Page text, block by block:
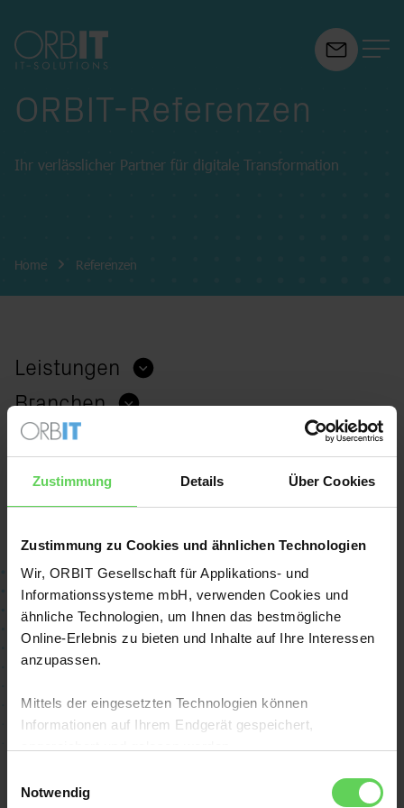
Zustimmung Details Über Cookies
Zustimmung zu Cookies und ähnlichen Technologien
Wir, ORBIT Gesellschaft für Applikations- und
Informationssysteme mbH, verwenden Cookies und
ähnliche Technologien, um Ihnen das bestmögliche
Online-Erlebnis zu bieten und Inhalte auf Ihre Interessen
anzupassen.
Mittels der eingesetzten Technologien können
Informationen auf Ihrem Endgerät gespeichert,
Mit einem Klick auf „Alle akzeptieren“ stimmen Sie dem
Notwendig
Suchfeld
Suchen
ORBIT-Referenzen
Ihr verlässlicher Partner für digitale Transformation
Breadcrumb-Navigation
Home Referenzen
Leistungen
Branchen
Keine Referenzen gefunden
2026 ORBIT Gesellschaft für
Informationssysteme mbH
Mildred-Scheel-Str. 1